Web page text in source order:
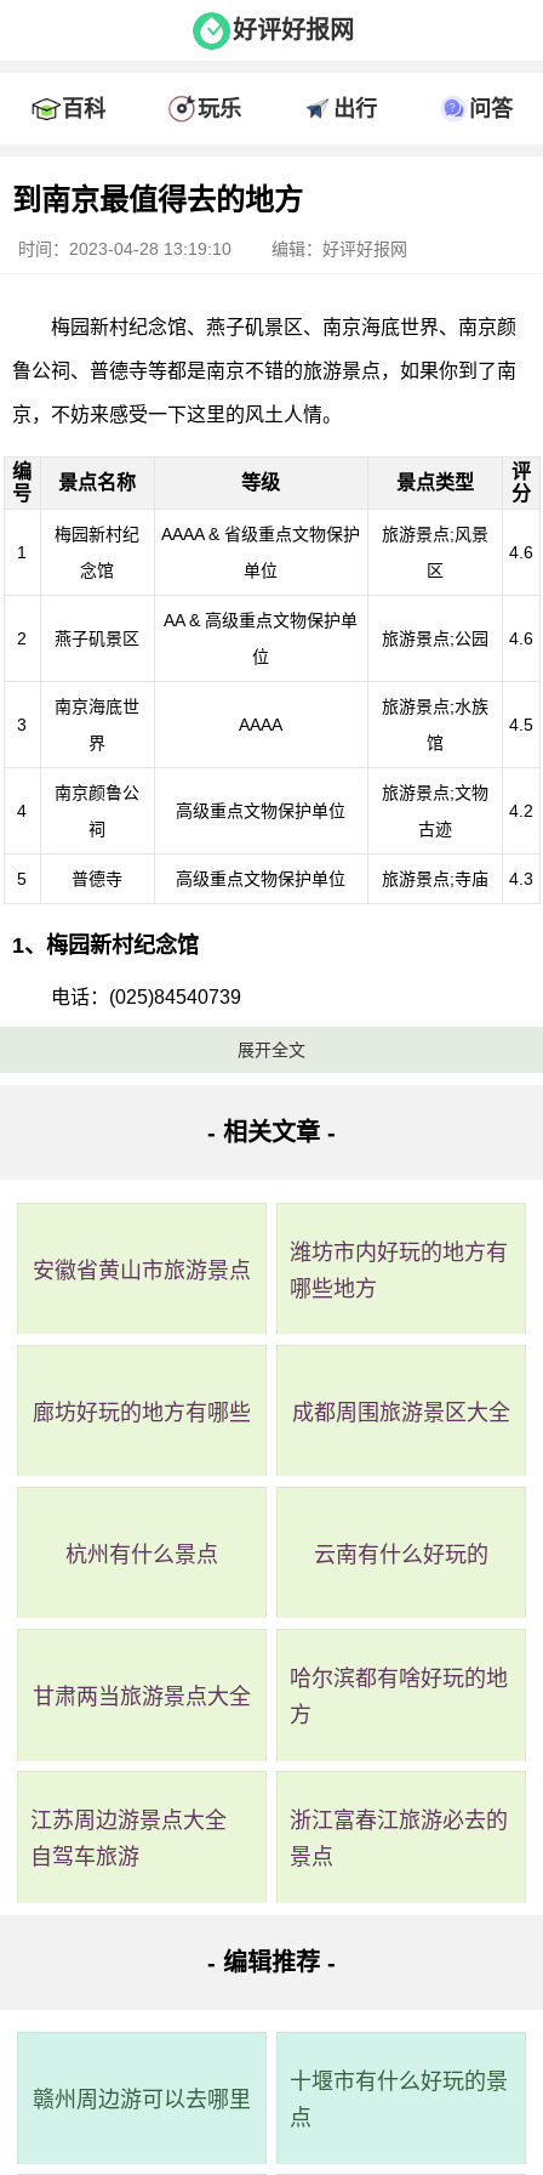
好评好报网
百科 玩乐 出行 问答
到南京最值得去的地方
时间：2023-04-28 13:19:10 编辑：好评好报网
梅园新村纪念馆、燕子矶景区、南京海底世界、南京颜
鲁公祠、普德寺等都是南京不错的旅游景点，如果你到了南
京，不妨来感受一下这里的风土人情。
编
号
景点名称 等级 景点类型
评
分
1
梅园新村纪
念馆
AAAA & 省级重点文物保护
单位
旅游景点;风景
区
4.6
2 燕子矶景区
AA & 高级重点文物保护单
位
旅游景点;公园 4.6
3
南京海底世
界
AAAA
旅游景点;水族
馆
4.5
4
南京颜鲁公
祠
高级重点文物保护单位
旅游景点;文物
古迹
4.2
5 普德寺 高级重点文物保护单位 旅游景点;寺庙 4.3
1、梅园新村纪念馆
电话：(025)84540739
地址：江苏省南京市玄武区汉府街18-1号
梅园新村纪念馆位于南京市汉府街18一1号，是中国0代
列馆、-铜像和-图书馆等。其中，旧址梅园新村30号、35
号、17号是全国重点文物保护单位。这些都是宝贵的历史遗
产，值得我们去认真学习和保护。
电话：(025)85311337
燕子矶位于南京直渎山上，因石峰突兀江上，三面临空
处，现矶顶有御碑亭和溶洞，这些自然和人文景观都值得探
展开全文
- 相关文章 -
安徽省黄山市旅游景点
潍坊市内好玩的地方有
哪些地方
廊坊好玩的地方有哪些 成都周围旅游景区大全
杭州有什么景点 云南有什么好玩的
甘肃两当旅游景点大全
哈尔滨都有啥好玩的地
方
江苏周边游景点大全
自驾车旅游
浙江富春江旅游必去的
景点
- 编辑推荐 -
赣州周边游可以去哪里
十堰市有什么好玩的景
点